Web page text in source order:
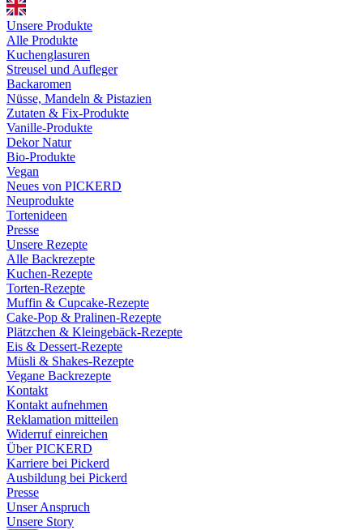
Unsere Produkte
Alle Produkte
Kuchenglasuren
Streusel und Aufleger
Backaromen
Nüsse, Mandeln & Pistazien
Zutaten & Fix-Produkte
Vanille-Produkte
Dekor Natur
Bio-Produkte
Vegan
Neues von PICKERD
Neuprodukte
Tortenideen
Presse
Unsere Rezepte
Alle Backrezepte
Kuchen-Rezepte
Torten-Rezepte
Muffin & Cupcake-Rezepte
Cake-Pop & Pralinen-Rezepte
Plätzchen & Kleingebäck-Rezepte
Eis & Dessert-Rezepte
Müsli & Shakes-Rezepte
Vegane Backrezepte
Kontakt
Kontakt aufnehmen
Reklamation mitteilen
Widerruf einreichen
Über PICKERD
Karriere bei Pickerd
Ausbildung bei Pickerd
Presse
Unser Anspruch
Unsere Story